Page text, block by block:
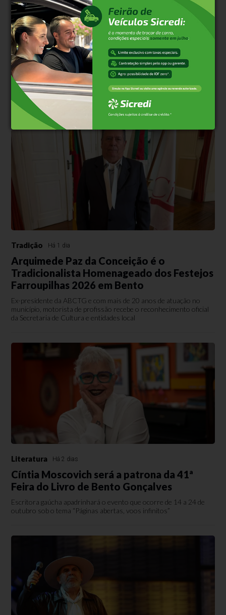
comentários em desacordo com o propósito do site ou que
contenham palavras ofensivas.
500caracteres restantes.
Comentar
Tradição Há 1 dia
Arquimede Paz da Conceição é o
Tradicionalista Homenageado dos Festejos
Farroupilhas 2026 em Bento
Ex-presidente da ABCTG e com mais de 20 anos de atuação no
município, motorista de profissão recebe o reconhecimento oficial
da Secretaria de Cultura e entidades local
Literatura Há 2 dias
Cíntia Moscovich será a patrona da 41ª
Feira do Livro de Bento Gonçalves
Escritora gaúcha apadrinhará o evento que ocorre de 14 a 24 de
outubro sob o tema “Páginas abertas, voos infinitos”